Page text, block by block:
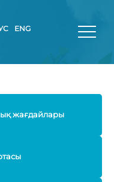
ENG
жағдайлары